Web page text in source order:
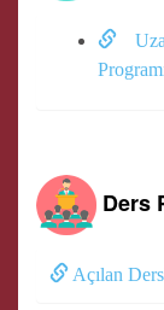
Ders
Açılan